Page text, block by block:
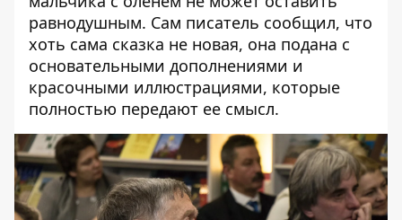
равнодушным. Сам писатель сообщил, что
хоть сама сказка не новая, она подана с
основательными дополнениями и
красочными иллюстрациями, которые
полностью передают ее смысл.